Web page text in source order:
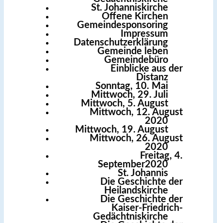
St. Johanniskirche
Offene Kirchen
Gemeindesponsoring
Impressum
Datenschutzerklärung
Gemeinde leben
Gemeindebüro
Einblicke aus der
Distanz
Sonntag, 10. Mai
Mittwoch, 29. Juli
Mittwoch, 5. August
Mittwoch, 12. August
2020
Mittwoch, 19. August
Mittwoch, 26. August
2020
Freitag, 4.
September2020
St. Johannis
Die Geschichte der
Heilandskirche
Die Geschichte der
Kaiser-Friedrich-
Gedächtniskirche